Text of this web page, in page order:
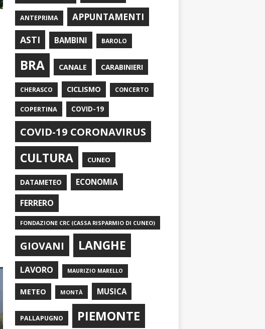
ANTEPRIMA
APPUNTAMENTI
ASTI
BAMBINI BAROLO
BRA CANALE CARABINIERI
CHERASCO CICLISMO CONCERTO
COPERTINA COVID-19
COVID-19 CORONAVIRUS
CULTURA CUNEO
DATAMETEO ECONOMIA
FERRERO
FONDAZIONE CRC (CASSA RISPARMIO DI CUNEO)
GIOVANI LANGHE
LAVORO MAURIZIO MARELLO
METEO MONTÀ MUSICA
PALLAPUGNO PIEMONTE